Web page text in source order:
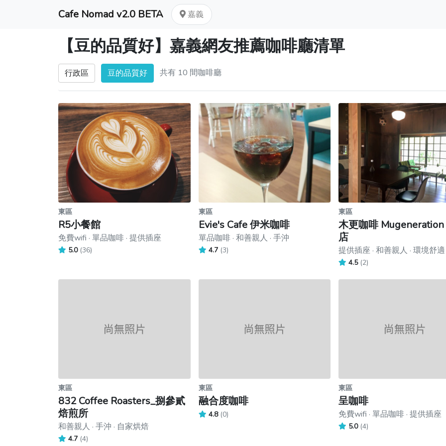
Cafe Nomad v2.0 BETA 嘉義
【豆的品質好】嘉義網友推薦咖啡廳清單
行政區 豆的品質好 共有 10 間咖啡廳
東區
R5小餐館
免費wifi · 單品咖啡 · 提供插座
5.0 (36)
東區
Evie's Cafe 伊米咖啡
單品咖啡 · 和善親人 · 手沖
4.7 (3)
東區
木更咖啡
店
提供插座 · 和善親人 · 環境舒適
4.5 (2)
東區
832 Coffee Roasters_捌參貳
焙煎所
和善親人 · 手沖 · 自家烘焙
4.7 (4)
東區
融合度咖啡
4.8 (0)
東區
呈咖啡
免費wifi · 單品咖啡 · 提供插座
5.0 (4)